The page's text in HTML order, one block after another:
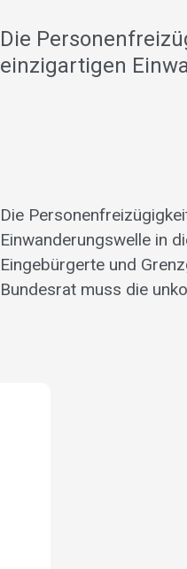
Die
einzigartigen
Die
Einwanderungswelle in
Eingebürgerte und
Bundesrat muss die